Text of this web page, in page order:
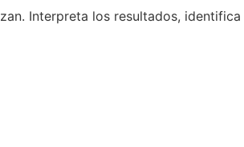
Interpreta los resultados,